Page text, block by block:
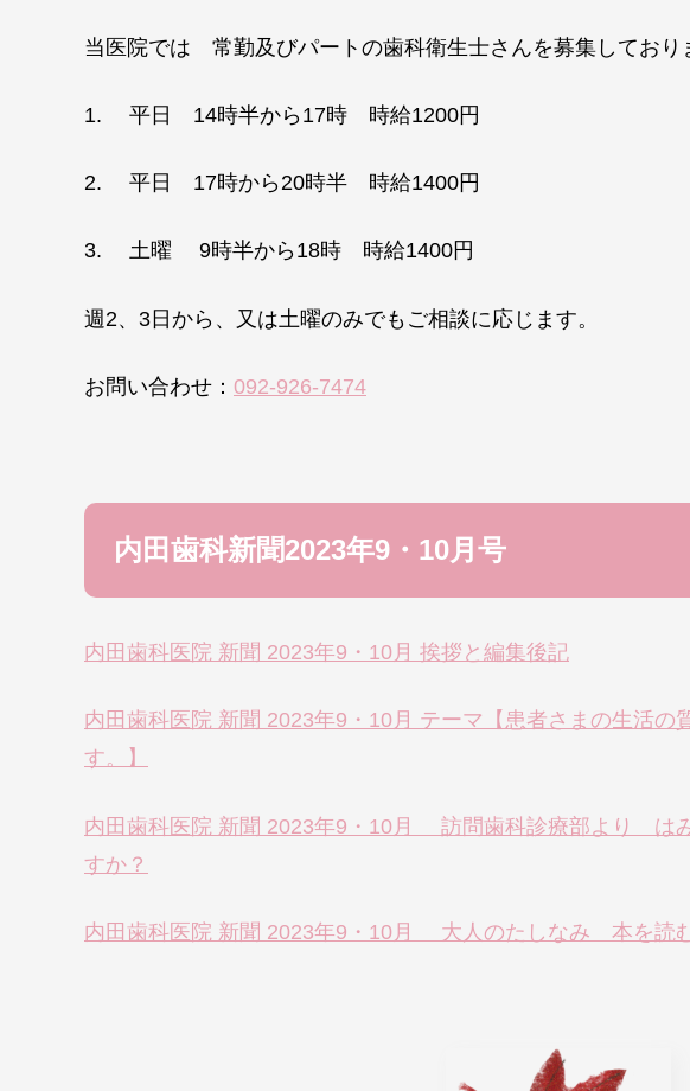
当医院では 常勤及びパートの歯科衛生士さんを募集してお
1. 平日 14時半から17時 時給1200円
2. 平日 17時から20時半 時給1400円
3. 土曜 9時半から18時 時給1400円
週2、3日から、又は土曜のみでもご相談に応じます。
お問い合わせ： 092-926-7474
内田歯科新聞2023年9・10月号
内田歯科医院 新聞 2023年9・10月 挨拶と編集後記
内田歯科医院 新聞 2023年9・10月 テーマ【患者さまの生活の
す。】
内田歯科医院 新聞 2023年9・10月 訪問歯科診療部より は
すか？
内田歯科医院 新聞 2023年9・10月 大人のたしなみ 本を読